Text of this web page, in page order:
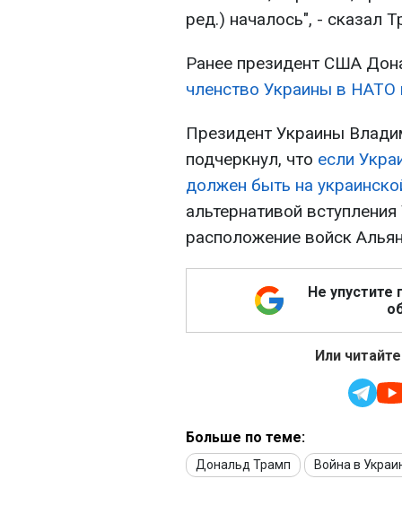
ред.) началось", - сказал
Ранее президент США
членство Украины в
Президент Украины
подчеркнул, что если
должен быть на
альтернативой
расположение войск
Не упустите
Или
Больше по теме:
Дональд Трамп Война в